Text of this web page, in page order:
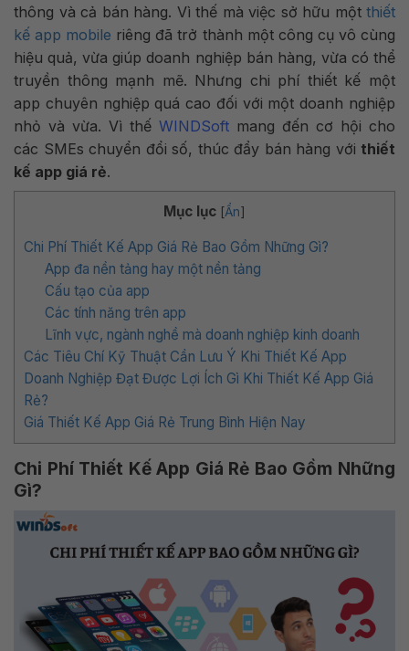
thông và cả bán hàng. Vì thế mà việc sở hữu một thiết
kế app mobile riêng đã trở thành một công cụ vô cùng
hiệu quả, vừa giúp doanh nghiệp bán hàng, vừa có thể
truyền thông mạnh mẽ. Nhưng chi phí thiết kế một
app chuyên nghiệp quá cao đối với một doanh nghiệp
nhỏ và vừa. Vì thế WINDSoft mang đến cơ hội cho
các SMEs chuyển đổi số, thúc đẩy bán hàng với thiết
kế app giá rẻ.
Mục lục [Ẩn]
Chi Phí Thiết Kế App Giá Rẻ Bao Gồm Những Gì?
App đa nền tảng hay một nền tảng
Cấu tạo của app
Các tính năng trên app
Lĩnh vực, ngành nghề mà doanh nghiệp kinh doanh
Các Tiêu Chí Kỹ Thuật Cần Lưu Ý Khi Thiết Kế App
Doanh Nghiệp Đạt Được Lợi Ích Gì Khi Thiết Kế App Giá
Rẻ?
Giá Thiết Kế App Giá Rẻ Trung Bình Hiện Nay
Chi Phí Thiết Kế App Giá Rẻ Bao Gồm Những
Gì?